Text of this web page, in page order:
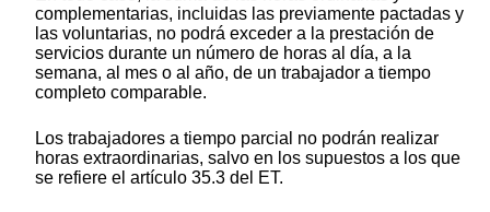
complementarias, incluidas las previamente pactadas y
las voluntarias, no podrá exceder a la prestación de
servicios durante un número de horas al día, a la
semana, al mes o al año, de un trabajador a tiempo
completo comparable.
Los trabajadores a tiempo parcial no podrán realizar
horas extraordinarias, salvo en los supuestos a los que
se refiere el artículo 35.3 del ET.